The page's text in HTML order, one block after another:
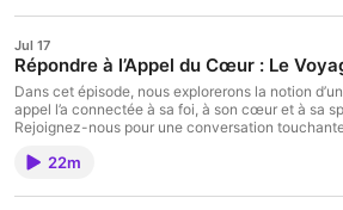
Jul 17
Répondre à l’Appel du Cœur : Le
Dans cet épisode, nous explorerons la notion
appel l’a connectée à sa foi, à son cœur et à sa
Rejoignez-nous pour une conversation
22m